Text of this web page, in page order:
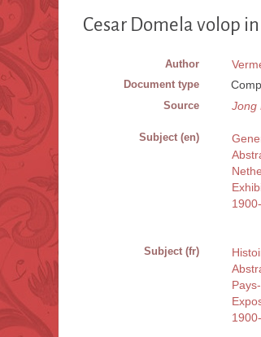
Cesar Domela volop
Author
Document type
Source Jong
Subject (en)
Subject (fr)